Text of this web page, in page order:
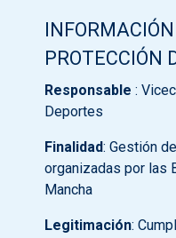
PROTECCIÓN
Responsable :
Deportes
Finalidad: Gestión
organizadas por las
Mancha
Legitimación: